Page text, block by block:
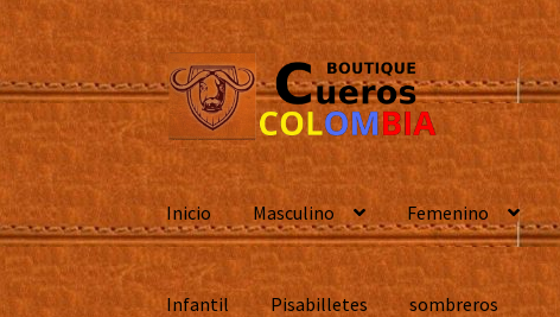
Ir
a
la
navegación
Ir
al
contenido
Inicio Masculino Femenino
Infantil Pisabilletes sombreros